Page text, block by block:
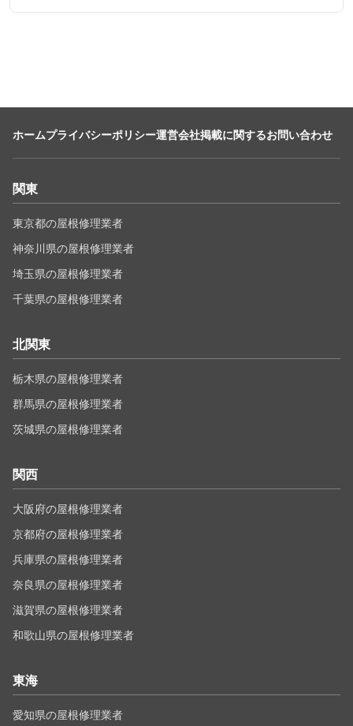
ホームプライバシーポリシー運営会社掲載に関するお問い合わせ
関東
東京都の屋根修理業者
神奈川県の屋根修理業者
埼玉県の屋根修理業者
千葉県の屋根修理業者
北関東
栃木県の屋根修理業者
群馬県の屋根修理業者
茨城県の屋根修理業者
関西
大阪府の屋根修理業者
京都府の屋根修理業者
兵庫県の屋根修理業者
奈良県の屋根修理業者
滋賀県の屋根修理業者
和歌山県の屋根修理業者
東海
愛知県の屋根修理業者